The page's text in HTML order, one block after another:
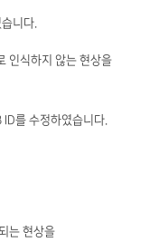
니다.
인식하지 않는 현상을
를 수정하였습니다.
는 현상을